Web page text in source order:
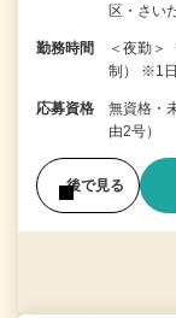
区・さい
勤務時間
＜夜勤＞
制） ※1
応募資格
無資格・
由2号）
後で見る